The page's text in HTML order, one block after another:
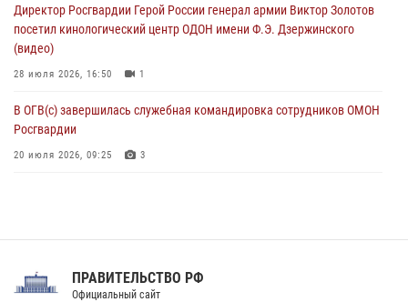
дорогой к Победе в СВО» (видео)
2 1
Директор Росгвардии Герой России генерал армии Виктор Золотов
посетил кинологический центр ОДОН имени Ф.Э. Дзержинского
(видео)
28 июля 2026, 16:50 1
В ОГВ(с) завершилась служебная командировка сотрудников ОМОН
Росгвардии
20 июля 2026, 09:25 3
Праздник «Один день с Росгвардией» к 105-летию Центрального
ПРАВИТЕЛЬСТВО РФ
Официальный сайт